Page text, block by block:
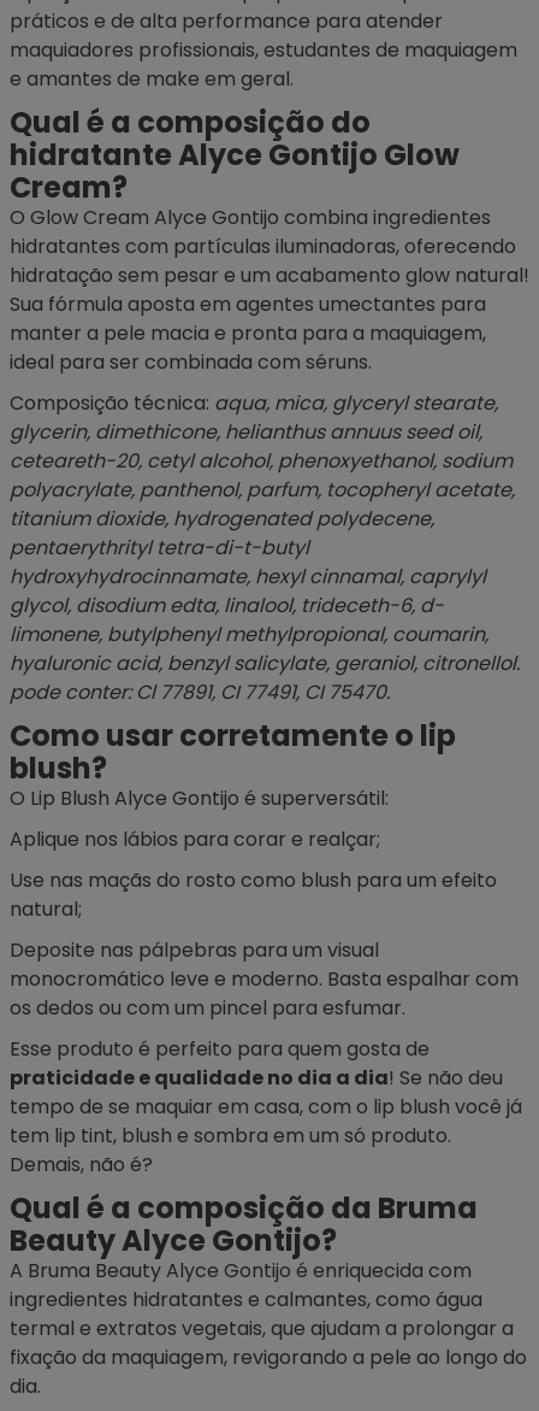
práticos e de alta performance para atender
maquiadores profissionais, estudantes de maquiagem
e amantes de make em geral.
Qual é a composição do
hidratante Alyce Gontijo Glow
Cream?
O Glow Cream Alyce Gontijo combina ingredientes
hidratantes com partículas iluminadoras, oferecendo
hidratação sem pesar e um acabamento glow natural!
Sua fórmula aposta em agentes umectantes para
manter a pele macia e pronta para a maquiagem,
ideal para ser combinada com séruns.
Composição técnica: aqua, mica, glyceryl stearate,
glycerin, dimethicone, helianthus annuus seed oil,
ceteareth-20, cetyl alcohol, phenoxyethanol, sodium
polyacrylate, panthenol, parfum, tocopheryl acetate,
titanium dioxide, hydrogenated polydecene,
pentaerythrityl tetra-di-t-butyl
hydroxyhydrocinnamate, hexyl cinnamal, caprylyl
glycol, disodium edta, linalool, trideceth-6, d-
limonene, butylphenyl methylpropional, coumarin,
hyaluronic acid, benzyl salicylate, geraniol, citronellol.
pode conter: Cl 77891, CI 77491, CI 75470.
Como usar corretamente o lip
blush?
O Lip Blush Alyce Gontijo é superversátil:
Aplique nos lábios para corar e realçar;
Use nas maçãs do rosto como blush para um efeito
natural;
Deposite nas pálpebras para um visual
monocromático leve e moderno. Basta espalhar com
os dedos ou com um pincel para esfumar.
Esse produto é perfeito para quem gosta de
praticidade e qualidade no dia a dia! Se não deu
tempo de se maquiar em casa, com o lip blush você já
tem lip tint, blush e sombra em um só produto.
Demais, não é?
Qual é a composição da Bruma
Beauty Alyce Gontijo?
A Bruma Beauty Alyce Gontijo é enriquecida com
ingredientes hidratantes e calmantes, como água
termal e extratos vegetais, que ajudam a prolongar a
fixação da maquiagem, revigorando a pele ao longo do
dia.